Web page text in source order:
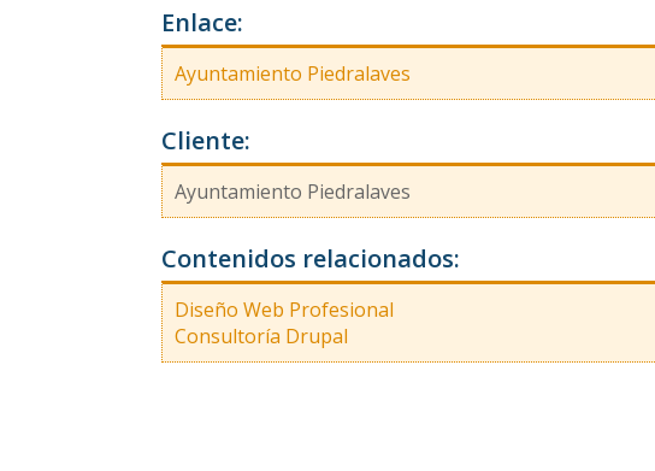
Enlace:
Ayuntamiento Piedralaves
Cliente:
Ayuntamiento Piedralaves
Contenidos relacionados:
Diseño Web Profesional
Consultoría Drupal